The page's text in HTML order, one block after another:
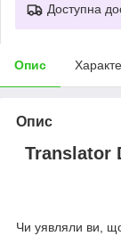
Доступна
Опис
Опис
Translator
Чи уявляли ви,